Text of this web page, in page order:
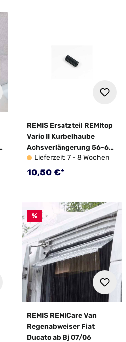
REMIS Ersatzteil REMItop
Vario II Kurbelhaube
Achsverlängerung 56-65
mm - 10027090
Lieferzeit: 7 - 8 Wochen
Regulärer Preis:
10,50 €*
%
REMIS REMICare Van
Regenabweiser Fiat
Ducato ab Bj 07/06